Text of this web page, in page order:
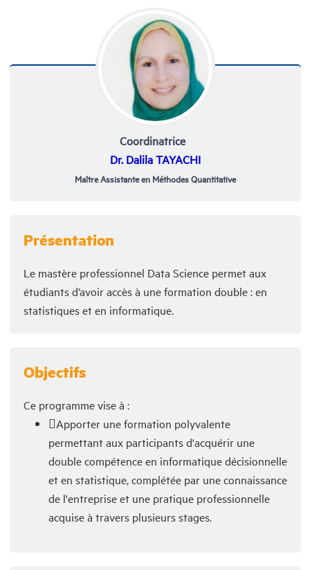
Coordinatrice
Dr.Dalila TAYACHI
Maître Assistante en Méthodes Quantitative
Présentation
Le mastère professionnel Data Science permet aux
étudiants d’avoir accès à une formation double : en
statistiques et en informatique.
Objectifs
Ce programme vise à :
Apporter une formation polyvalente
permettant aux participants d'acquérir une
double compétence en informatique décisionnelle
et en statistique, complétée par une connaissance
de l'entreprise et une pratique professionnelle
acquise à travers plusieurs stages.